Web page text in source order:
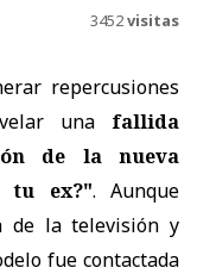
3452visitas
repercusiones
una fallida
de la nueva
tu ex?". Aunque
de la televisión y
fue contactada